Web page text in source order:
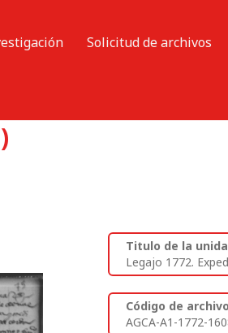
Solicitud de archivos
Titulo de la
Legajo 1772.
Código de
AGCA-A1-1772-